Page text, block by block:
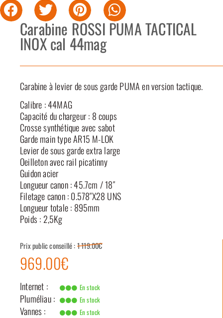
Carabine ROSSI PUMA TACTICAL
INOX cal 44mag
Carabine à levier de sous garde PUMA en version tactique.
Calibre : 44MAG
Capacité du chargeur : 8 coups
Crosse synthétique avec sabot
Garde main type AR15 M-LOK
Levier de sous garde extra large
Oeilleton avec rail picatinny
Guidon acier
Longueur canon : 45.7cm / 18″
Filetage canon : 0.578″X28 UNS
Longueur totale : 895mm
Poids : 2,5Kg
Prix public conseillé :1 119.00€
969.00€
Internet : En stock
Pluméliau : En stock
Vannes : En stock